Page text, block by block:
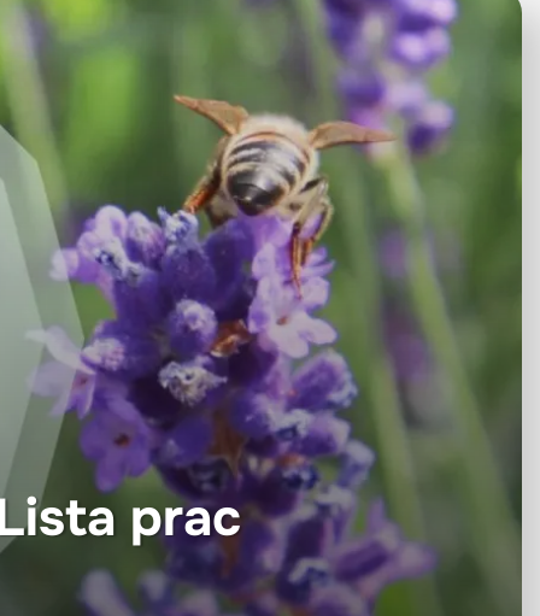
prac